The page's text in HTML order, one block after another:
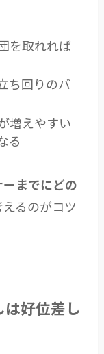
を取れれば
ち回りのバ
増えやすい
る
までにどの
るのがコツ
好位差し